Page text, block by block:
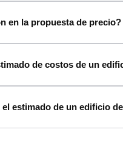
en la propuesta de precio?
de costos de un
estimado de un edificio